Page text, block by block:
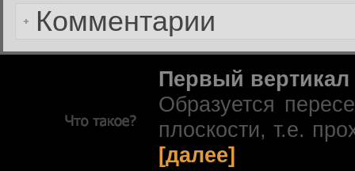
Комментарии
Первый вертикал
Образуется
плоскости, т.е.
[далее]